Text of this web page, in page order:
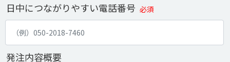
日中につながりやすい電話番号 必須
発注内容概要